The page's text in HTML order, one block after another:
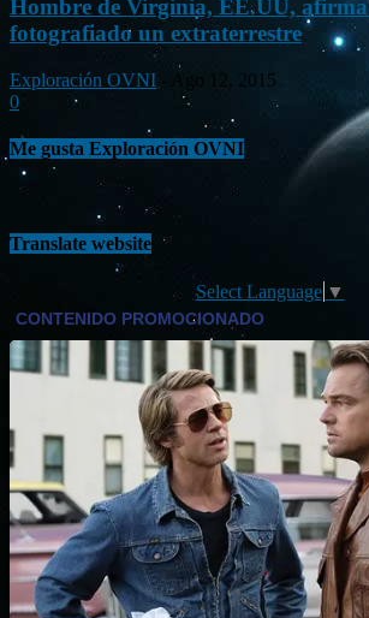
Hombre de Virginia, EE.UU,
fotografiado un extraterrestre
Exploración OVNI
Ago 12, 2015
0
Me gusta Exploración OVNI
Translate website
Select Language ▼